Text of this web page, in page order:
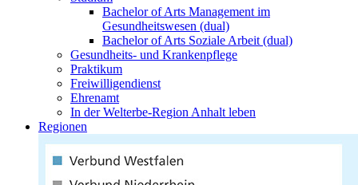
Bachelor of Arts Management im
Gesundheitswesen (dual)
Bachelor of Arts Soziale Arbeit (dual)
Gesundheits- und Krankenpflege
Praktikum
Freiwilligendienst
Ehrenamt
In der Welterbe-Region Anhalt leben
Regionen